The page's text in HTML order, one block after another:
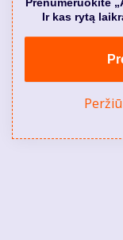
Ir kas rytą